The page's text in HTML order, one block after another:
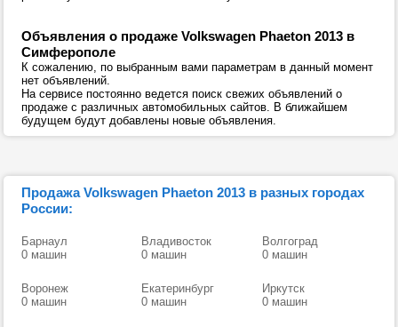
Объявления о продаже Volkswagen Phaeton 2013 в
Симферополе
К сожалению, по выбранным вами параметрам в данный момент
нет объявлений.
На сервисе постоянно ведется поиск свежих объявлений о
продаже с различных автомобильных сайтов. В ближайшем
будущем будут добавлены новые объявления.
Продажа Volkswagen Phaeton 2013 в разных городах
России:
Барнаул
0 машин
Владивосток
0 машин
Волгоград
0 машин
Воронеж
0 машин
Екатеринбург
0 машин
Иркутск
0 машин